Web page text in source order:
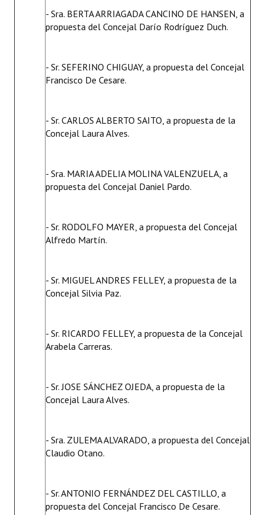
- Sra. BERTA ARRIAGADA CANCINO DE HANSEN, a
propuesta del Concejal Darío Rodríguez Duch.
- Sr. SEFERINO CHIGUAY, a propuesta del Concejal
Francisco De Cesare.
- Sr. CARLOS ALBERTO SAITO, a propuesta de la
Concejal Laura Alves.
- Sra. MARIA ADELIA MOLINA VALENZUELA, a
propuesta del Concejal Daniel Pardo.
- Sr. RODOLFO MAYER, a propuesta del Concejal
Alfredo Martín.
- Sr. MIGUEL ANDRES FELLEY, a propuesta de la
Concejal Silvia Paz.
- Sr. RICARDO FELLEY, a propuesta de la Concejal
Arabela Carreras.
- Sr. JOSE SÁNCHEZ OJEDA, a propuesta de la
Concejal Laura Alves.
- Sra. ZULEMA ALVARADO, a propuesta del Concejal
Claudio Otano.
- Sr. ANTONIO FERNÁNDEZ DEL CASTILLO, a
propuesta del Concejal Francisco De Cesare.